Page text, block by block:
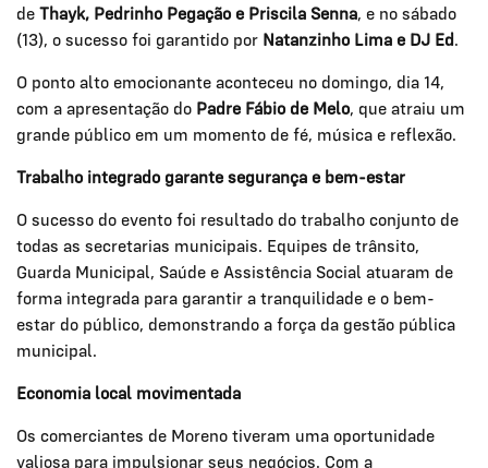
de Thayk, Pedrinho Pegação e Priscila Senna, e no sábado
(13), o sucesso foi garantido por Natanzinho Lima e DJ Ed.
O ponto alto emocionante aconteceu no domingo, dia 14,
com a apresentação do Padre Fábio de Melo, que atraiu um
grande público em um momento de fé, música e reflexão.
Trabalho integrado garante segurança e bem-estar
O sucesso do evento foi resultado do trabalho conjunto de
todas as secretarias municipais. Equipes de trânsito,
Guarda Municipal, Saúde e Assistência Social atuaram de
forma integrada para garantir a tranquilidade e o bem-
estar do público, demonstrando a força da gestão pública
municipal.
Economia local movimentada
Os comerciantes de Moreno tiveram uma oportunidade
valiosa para impulsionar seus negócios. Com a